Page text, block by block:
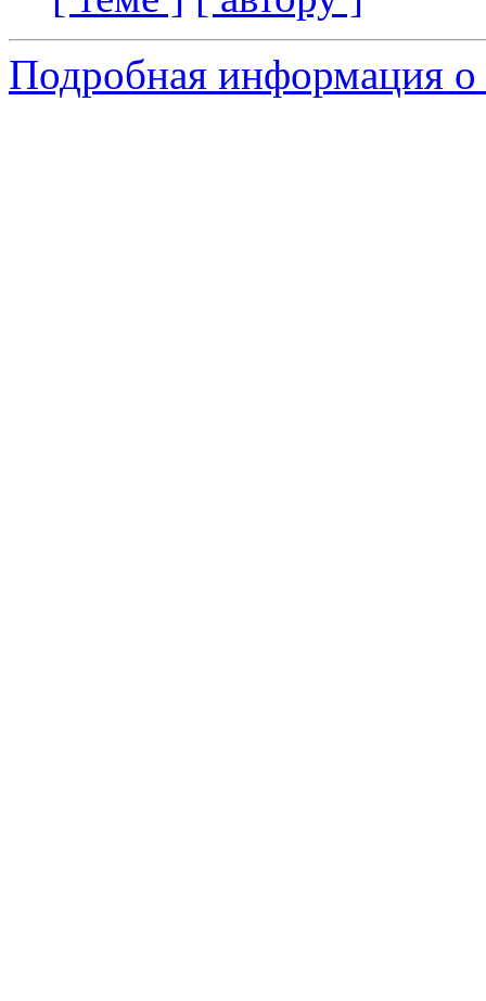
Подробная информация о